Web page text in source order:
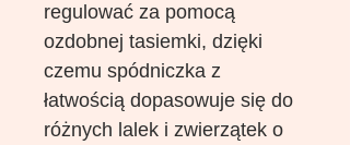
regulować za pomocą
ozdobnej tasiemki, dzięki
czemu spódniczka z
łatwością dopasowuje się do
różnych lalek i zwierzątek o